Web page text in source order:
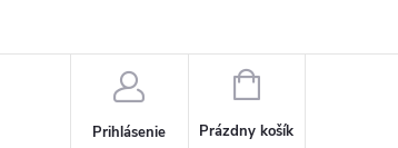
Prihlásenie
NÁKUPNÝ
Prázdny košík